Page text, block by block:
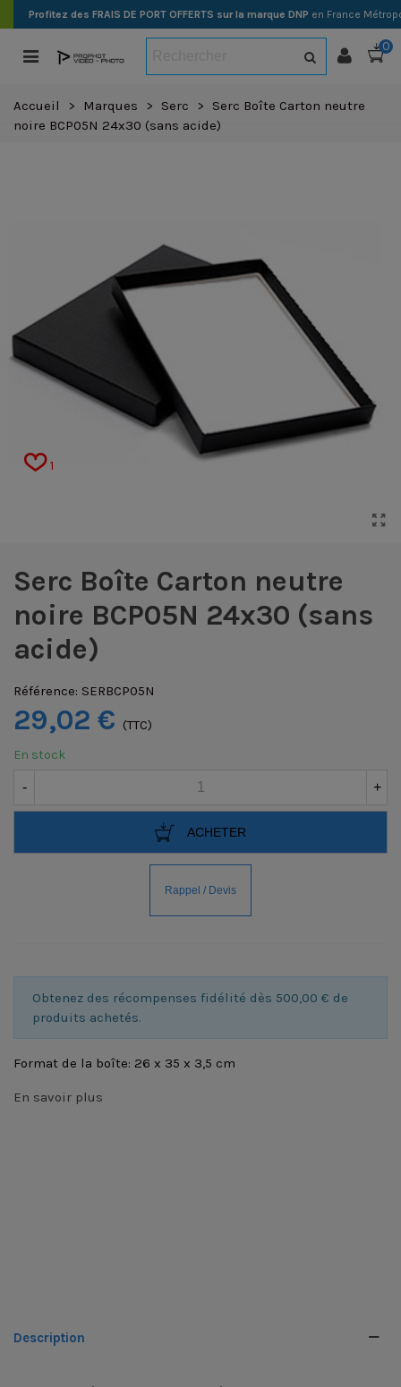
Profitez des FRAIS DE PORT OFFERTS sur la marque DNP en France
0
Accueil > Marques > Serc >
Serc Boîte Carton neutre
noire BCP05N 24x30 (sans acide)
1
Serc Boîte Carton neutre
noire BCP05N 24x30 (sans
acide)
Référence: SERBCP05N
29,02 € (TTC)
En stock
- +
ACHETER
Obtenez des récompenses fidélité dès 500,00 € de
produits achetés.
Format de la boîte: 26 x 35 x 3,5 cm
En savoir plus
Description